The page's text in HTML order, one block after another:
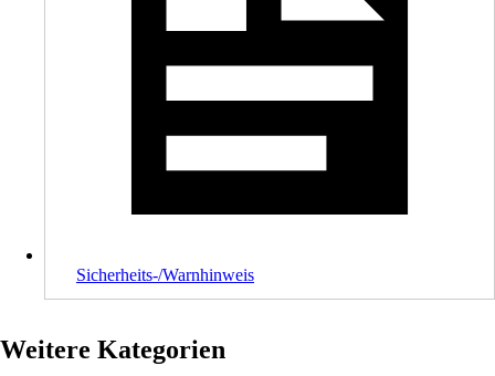
Sicherheits-/Warnhinweis
Weitere Kategorien